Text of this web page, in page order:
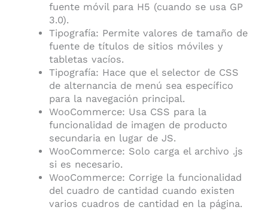
fuente móvil para H5 (cuando se usa GP
3.0).
Tipografía: Permite valores de tamaño de
fuente de títulos de sitios móviles y
tabletas vacíos.
Tipografía: Hace que el selector de CSS
de alternancia de menú sea específico
para la navegación principal.
WooCommerce: Usa CSS para la
funcionalidad de imagen de producto
secundaria en lugar de JS.
WooCommerce: Solo carga el archivo .js
si es necesario.
WooCommerce: Corrige la funcionalidad
del cuadro de cantidad cuando existen
varios cuadros de cantidad en la página.